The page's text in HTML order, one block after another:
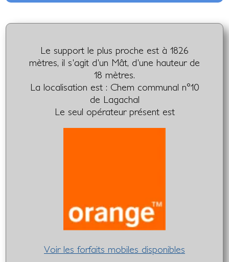
Le support le plus proche est à 1826
mètres, il s'agit d'un Mât, d'une hauteur de
18 mètres.
La localisation est : Chem communal n°10
de Lagachal
Le seul opérateur présent est
Voir les forfaits mobiles disponibles